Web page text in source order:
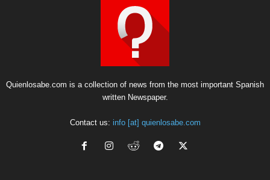
Quienlosabe.com is a collection of news from the most important Spanish
written Newspaper.
Contact us: info [at] quienlosabe.com